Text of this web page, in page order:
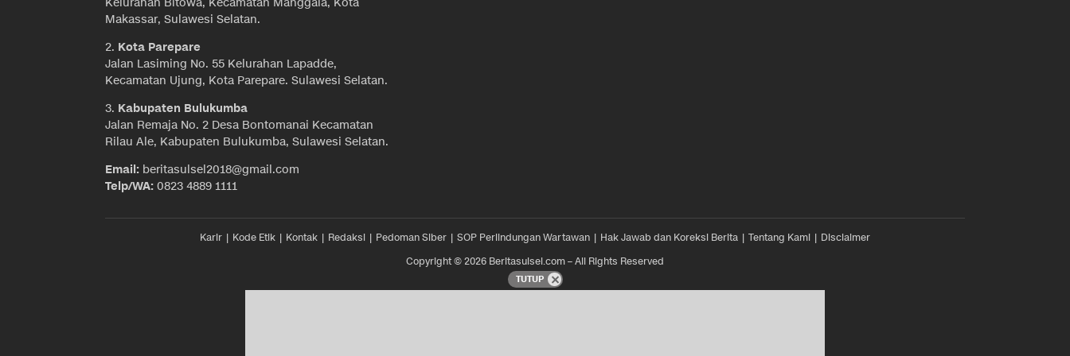
Makassar, Sulawesi Selatan.
2. Kota Parepare
Jalan Lasiming No. 55 Kelurahan Lapadde,
Kecamatan Ujung, Kota Parepare. Sulawesi Selatan.
3. Kabupaten Bulukumba
Jalan Remaja No. 2 Desa Bontomanai Kecamatan
Rilau Ale, Kabupaten Bulukumba, Sulawesi Selatan.
Email: beritasulsel2018@gmail.com
Telp/WA: 0823 4889 1111
Karir Kode Etik Kontak Redaksi Pedoman Siber SOP Perlindungan Wartawan Hak Jawab dan Koreksi Berita Tentang Kami
Disclaimer
Copyright © 2026 Beritasulsel.com – All Rights Reserved
TUTUP